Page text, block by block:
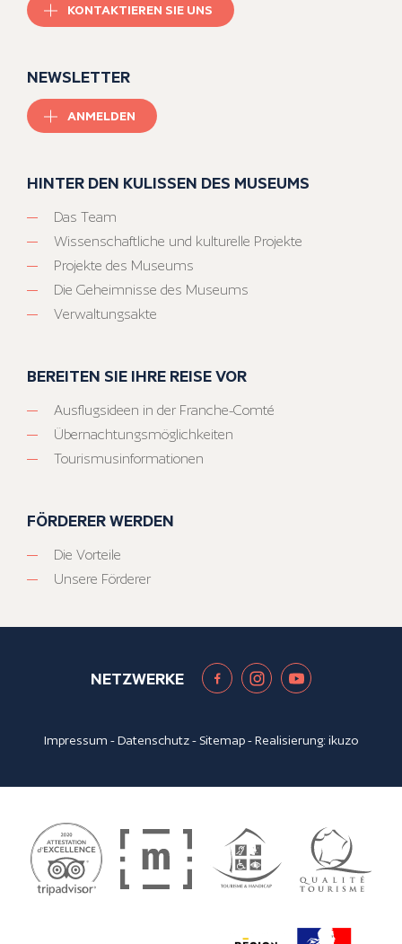
KONTAKTIEREN SIE UNS
NEWSLETTER
ANMELDEN
HINTER DEN KULISSEN DES MUSEUMS
Das Team
Wissenschaftliche und kulturelle Projekte
Projekte des Museums
Die Geheimnisse des Museums
Verwaltungsakte
BEREITEN SIE IHRE REISE VOR
Ausflugsideen in der Franche-Comté
Übernachtungsmöglichkeiten
Tourismusinformationen
FÖRDERER WERDEN
Die Vorteile
Unsere Förderer
NETZWERKE
Impressum -Datenschutz- Sitemap- Realisierung:ikuzo